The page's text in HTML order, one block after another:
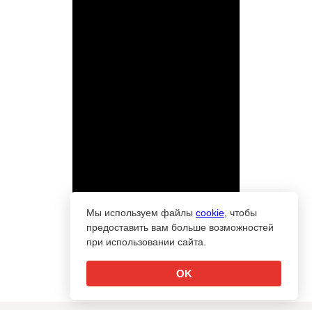
Мы используем файлы cookie , чтобы
предоставить вам больше возможностей
при использовании сайта.
OK